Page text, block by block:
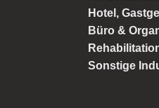
Hotel,
Büro &
Sonstige